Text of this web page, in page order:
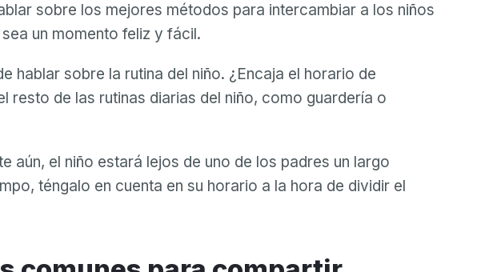
sobre los mejores métodos para intercambiar a los niños
un momento feliz y fácil.
hablar sobre la rutina del niño. ¿Encaja el horario de
resto de las rutinas diarias del niño, como guardería o
aún, el niño estará lejos de uno de los padres un largo
téngalo en cuenta en su horario a la hora de dividir el